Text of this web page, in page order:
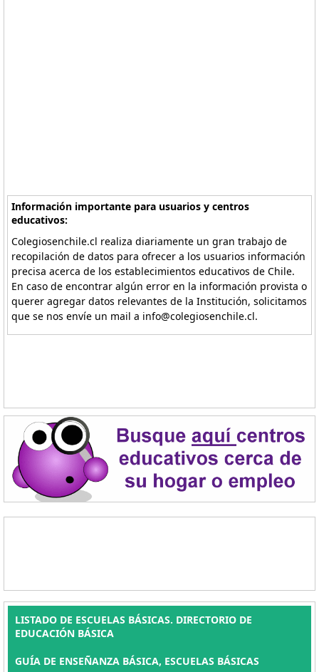
Información importante para usuarios y centros
educativos:
Colegiosenchile.cl realiza diariamente un gran trabajo de
recopilación de datos para ofrecer a los usuarios información
precisa acerca de los establecimientos educativos de Chile.
En caso de encontrar algún error en la información provista o
querer agregar datos relevantes de la Institución, solicitamos
que se nos envíe un mail a info@colegiosenchile.cl.
LISTADO DE ESCUELAS BÁSICAS. DIRECTORIO DE
EDUCACIÓN BÁSICA
GUÍA DE ENSEÑANZA BÁSICA, ESCUELAS BÁSICAS